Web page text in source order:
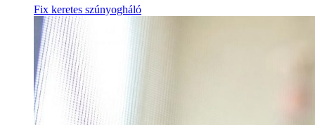
Fix keretes szúnyogháló